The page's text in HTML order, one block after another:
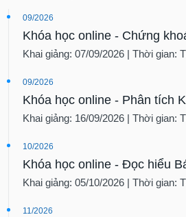
09/2026
Khóa học online - Chứng
Khai giảng: 07/09/2026 | Thời gian:
09/2026
Khóa học online - Phân tích
Khai giảng: 16/09/2026 | Thời gian:
10/2026
Khóa học online - Đọc hiểu
Khai giảng: 05/10/2026 | Thời gian:
11/2026